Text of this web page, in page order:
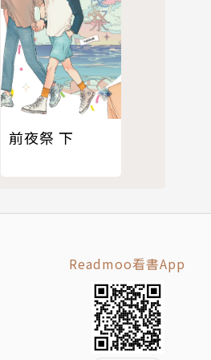
前夜祭 下
Readmoo看書App